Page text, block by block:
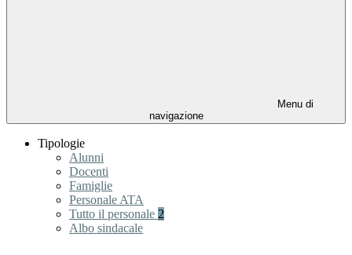
Menu di
navigazione
Tipologie
Alunni
Docenti
Famiglie
Personale ATA
Tutto il personale 2
Albo sindacale